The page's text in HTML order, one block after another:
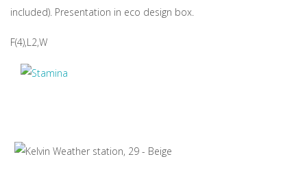
included). Presentation in eco design box.
F(4),L2,W